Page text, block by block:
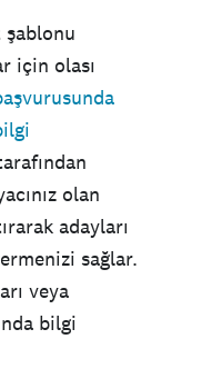
şablonu
için olası
olan
adayları
sağlar.
veya
bilgi